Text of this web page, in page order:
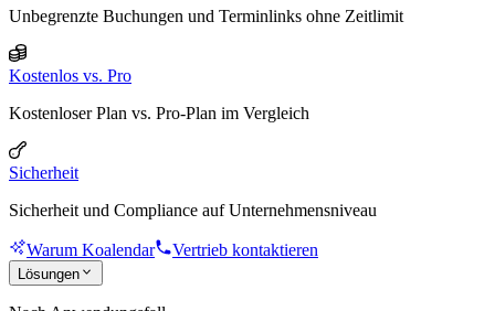
Unbegrenzte Buchungen und Terminlinks ohne Zeitlimit
Kostenlos vs. Pro
Kostenloser Plan vs. Pro-Plan im Vergleich
Sicherheit
Sicherheit und Compliance auf Unternehmensniveau
Warum Koalendar Vertrieb kontaktieren
Lösungen